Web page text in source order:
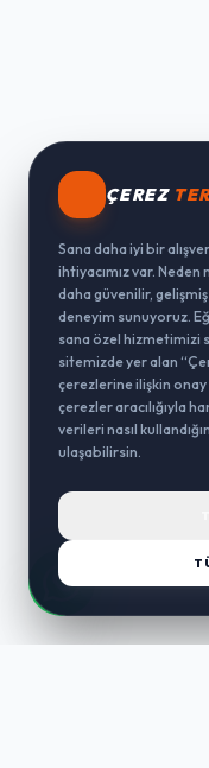
ÇEREZ
Sana daha iyi bir
ihtiyacımız var. Neden
daha güvenilir,
deneyim sunuyoruz.
sana özel hizmetimizi
sitemizde yer alan
çerezlerine ilişkin onay
çerezler aracılığıyla
verileri nasıl
ulaşabilirsin.